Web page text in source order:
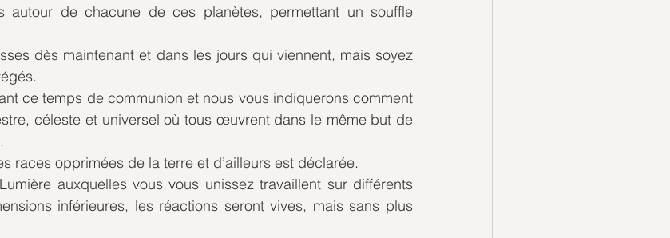
autour de chacune de ces planètes, permettant un souffle
dès maintenant et dans les jours qui viennent, mais soyez
ce temps de communion et nous vous indiquerons comment
céleste et universel où tous œuvrent dans le même but de
races opprimées de la terre et d’ailleurs est déclarée.
auxquelles vous vous unissez travaillent sur différents
inférieures, les réactions seront vives, mais sans plus